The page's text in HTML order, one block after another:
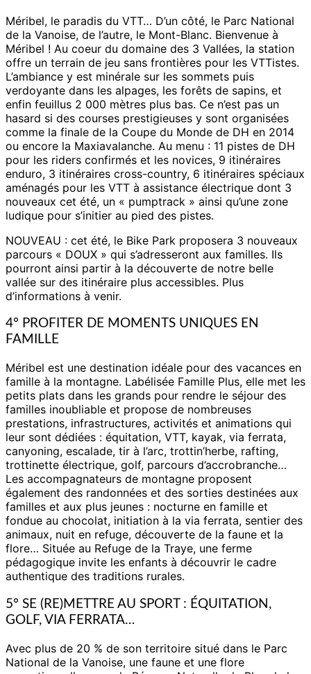
Méribel, le paradis du VTT… D’un côté, le Parc National
de la Vanoise, de l’autre, le Mont-Blanc. Bienvenue à
Méribel ! Au coeur du domaine des 3 Vallées, la station
offre un terrain de jeu sans frontières pour les VTTistes.
L’ambiance y est minérale sur les sommets puis
verdoyante dans les alpages, les forêts de sapins, et
enfin feuillus 2 000 mètres plus bas. Ce n’est pas un
hasard si des courses prestigieuses y sont organisées
comme la finale de la Coupe du Monde de DH en 2014
ou encore la Maxiavalanche. Au menu : 11 pistes de DH
pour les riders confirmés et les novices, 9 itinéraires
enduro, 3 itinéraires cross-country, 6 itinéraires spéciaux
aménagés pour les VTT à assistance électrique dont 3
nouveaux cet été, un « pumptrack » ainsi qu’une zone
ludique pour s’initier au pied des pistes.
NOUVEAU : cet été, le Bike Park proposera 3 nouveaux
parcours « DOUX » qui s’adresseront aux familles. Ils
pourront ainsi partir à la découverte de notre belle
vallée sur des itinéraire plus accessibles. Plus
d’informations à venir.
4° PROFITER DE MOMENTS UNIQUES EN
FAMILLE
Méribel est une destination idéale pour des vacances en
famille à la montagne. Labélisée Famille Plus, elle met les
petits plats dans les grands pour rendre le séjour des
familles inoubliable et propose de nombreuses
prestations, infrastructures, activités et animations qui
leur sont dédiées : équitation, VTT, kayak, via ferrata,
canyoning, escalade, tir à l’arc, trottin’herbe, rafting,
trottinette électrique, golf, parcours d’accrobranche…
Les accompagnateurs de montagne proposent
également des randonnées et des sorties destinées aux
familles et aux plus jeunes : nocturne en famille et
fondue au chocolat, initiation à la via ferrata, sentier des
animaux, nuit en refuge, découverte de la faune et la
flore… Située au Refuge de la Traye, une ferme
pédagogique invite les enfants à découvrir le cadre
authentique des traditions rurales.
5° SE (RE)METTRE AU SPORT : ÉQUITATION,
GOLF, VIA FERRATA…
Avec plus de 20 % de son territoire situé dans le Parc
National de la Vanoise, une faune et une flore